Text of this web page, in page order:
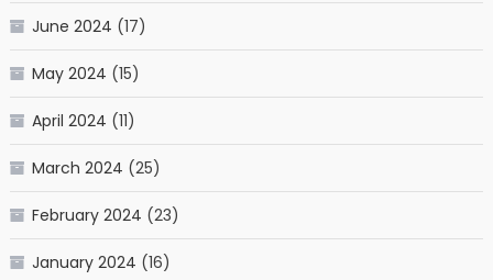
June 2024 (17)
May 2024 (15)
April 2024 (11)
March 2024 (25)
February 2024 (23)
January 2024 (16)